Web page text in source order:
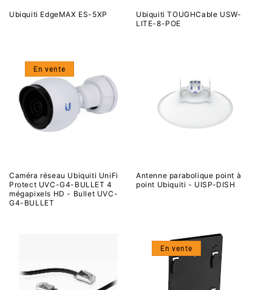
Ubiquiti EdgeMAX ES-5XP
Ubiquiti TOUGHCable USW-
LITE-8-POE
En vente
Caméra réseau Ubiquiti UniFi
Protect UVC-G4-BULLET 4
mégapixels HD - Bullet UVC-
G4-BULLET
Antenne parabolique point à
point Ubiquiti - UISP-DISH
En vente